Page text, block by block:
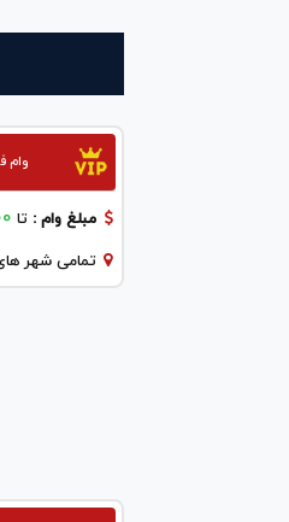
وام
مبلغ وام : تا
تمامی شهر